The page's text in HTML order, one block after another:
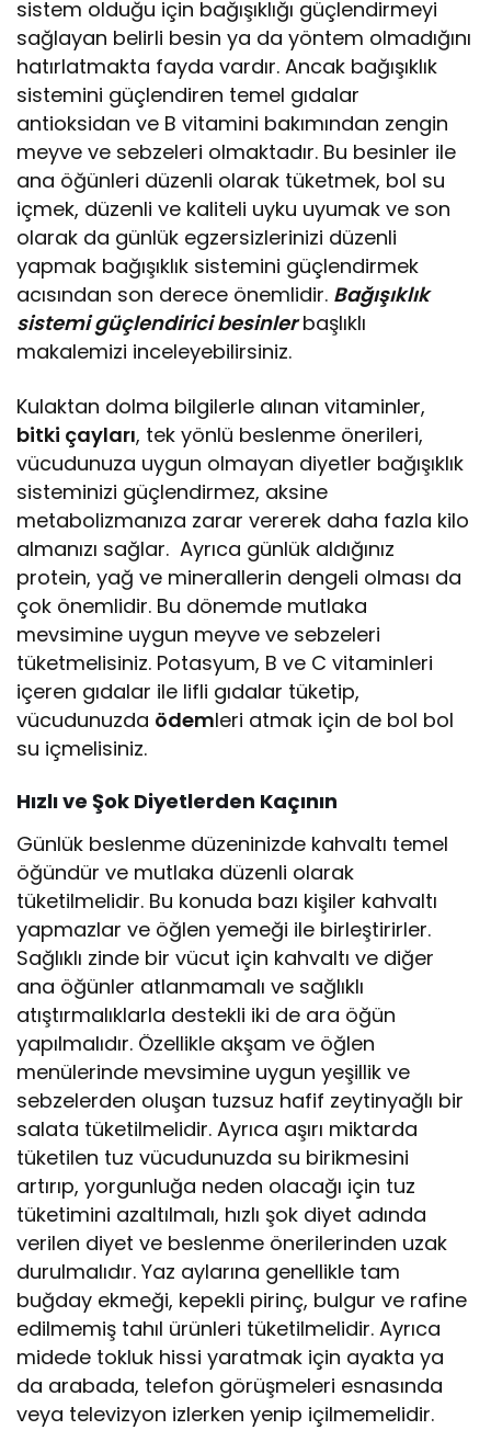
sistem olduğu için bağışıklığı güçlendirmeyi
sağlayan belirli besin ya da yöntem olmadığını
hatırlatmakta fayda vardır. Ancak bağışıklık
sistemini güçlendiren temel gıdalar
antioksidan ve B vitamini bakımından zengin
meyve ve sebzeleri olmaktadır. Bu besinler ile
ana öğünleri düzenli olarak tüketmek, bol su
içmek, düzenli ve kaliteli uyku uyumak ve son
olarak da günlük egzersizlerinizi düzenli
yapmak bağışıklık sistemini güçlendirmek
acısından son derece önemlidir. Bağışıklık
sistemi güçlendirici besinlerbaşlıklı
makalemizi inceleyebilirsiniz.
Kulaktan dolma bilgilerle alınan vitaminler,
bitki çayları, tek yönlü beslenme önerileri,
vücudunuza uygun olmayan diyetler bağışıklık
sisteminizi güçlendirmez, aksine
metabolizmanıza zarar vererek daha fazla kilo
almanızı sağlar. Ayrıca günlük aldığınız
protein, yağ ve minerallerin dengeli olması da
çok önemlidir. Bu dönemde mutlaka
mevsimine uygun meyve ve sebzeleri
tüketmelisiniz. Potasyum, B ve C vitaminleri
içeren gıdalar ile lifli gıdalar tüketip,
vücudunuzda ödemleri atmak için de bol bol
su içmelisiniz.
Hızlı ve Şok Diyetlerden Kaçının
Günlük beslenme düzeninizde kahvaltı temel
öğündür ve mutlaka düzenli olarak
tüketilmelidir. Bu konuda bazı kişiler kahvaltı
yapmazlar ve öğlen yemeği ile birleştirirler.
Sağlıklı zinde bir vücut için kahvaltı ve diğer
ana öğünler atlanmamalı ve sağlıklı
atıştırmalıklarla destekli iki de ara öğün
yapılmalıdır. Özellikle akşam ve öğlen
menülerinde mevsimine uygun yeşillik ve
sebzelerden oluşan tuzsuz hafif zeytinyağlı bir
salata tüketilmelidir. Ayrıca aşırı miktarda
tüketilen tuz vücudunuzda su birikmesini
artırıp, yorgunluğa neden olacağı için tuz
tüketimini azaltılmalı, hızlı şok diyet adında
verilen diyet ve beslenme önerilerinden uzak
durulmalıdır. Yaz aylarına genellikle tam
buğday ekmeği, kepekli pirinç, bulgur ve rafine
edilmemiş tahıl ürünleri tüketilmelidir. Ayrıca
midede tokluk hissi yaratmak için ayakta ya
da arabada, telefon görüşmeleri esnasında
veya televizyon izlerken yenip içilmemelidir.